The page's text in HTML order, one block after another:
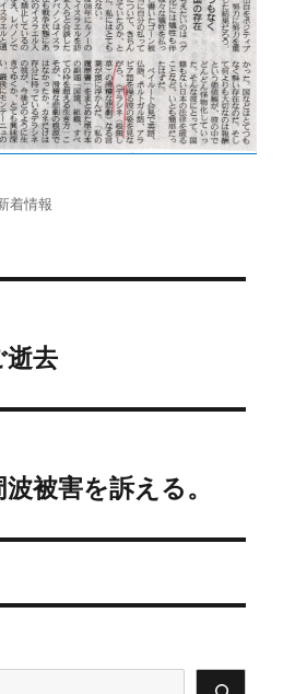
着情報
逝去
被害を訴える。